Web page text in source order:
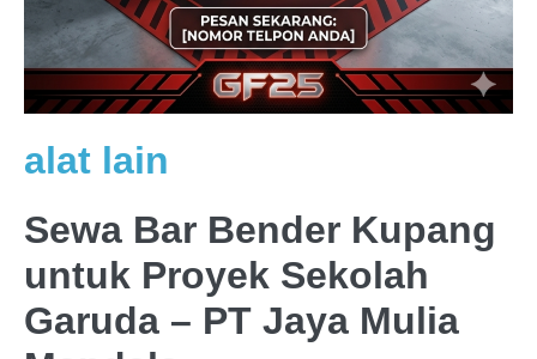
alat lain
Sewa Bar Bender Kupang
untuk Proyek Sekolah
Garuda – PT Jaya Mulia